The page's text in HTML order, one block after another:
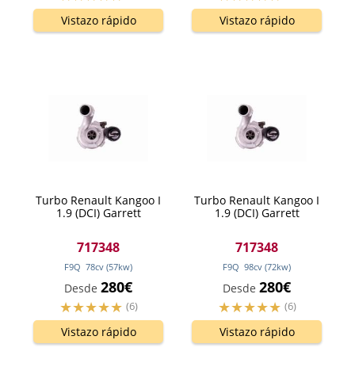
Vistazo rápido Vistazo rápido
Turbo Renault Kangoo I
1.9 (DCI) Garrett
717348
F9Q 78cv (57kw)
Desde 280€
(6)
Vistazo rápido
Turbo Renault Kangoo I
1.9 (DCI) Garrett
717348
F9Q 98cv (72kw)
Desde 280€
(6)
Vistazo rápido